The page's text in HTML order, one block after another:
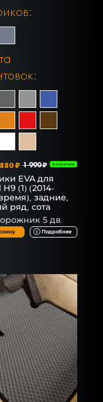
₽ 1 990 ₽ В НАЛИЧИИ
EVA для
(1) (2014-
задние,
ряд, сота
5 дв.
Подробнее